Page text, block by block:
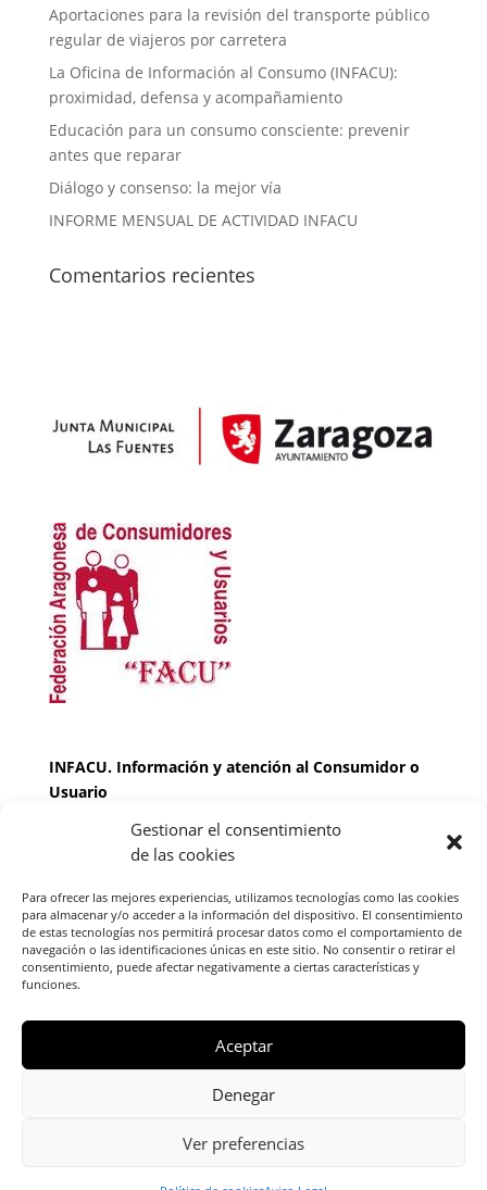
Gestionar el consentimiento
de las cookies
Para ofrecer las mejores experiencias, utilizamos tecnologías como las cookies
para almacenar y/o acceder a la información del dispositivo. El consentimiento
de estas tecnologías nos permitirá procesar datos como el comportamiento de
navegación o las identificaciones únicas en este sitio. No consentir o retirar el
consentimiento, puede afectar negativamente a ciertas características y
funciones.
Aceptar
Denegar
Ver preferencias
Aportaciones para la revisión del transporte público
regular de viajeros por carretera
La Oficina de Información al Consumo (INFACU):
proximidad, defensa y acompañamiento
Educación para un consumo consciente: prevenir
antes que reparar
Diálogo y consenso: la mejor vía
INFORME MENSUAL DE ACTIVIDAD INFACU
Comentarios recientes
INFACU. Información y atención al Consumidor o
Usuario
MARTES Y JUEVES de17:00 a 20 horas
horas
Teléfono de contacto976 13 47 92
FACU, Calle Leopoldo Romeo, 30 local